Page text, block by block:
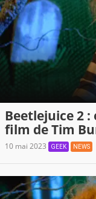
Beetlejuice 2
film de Tim
10 mai 2023 GEEK NEWS